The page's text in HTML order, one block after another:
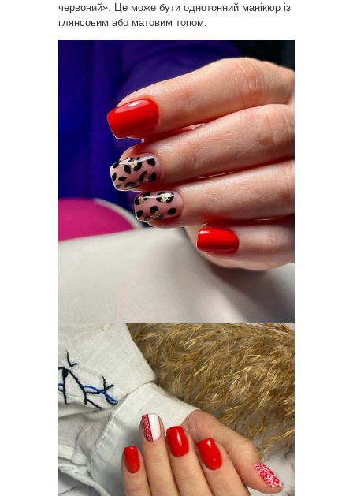
червоний». Це може бути однотонний манікюр із
глянсовим або матовим топом.